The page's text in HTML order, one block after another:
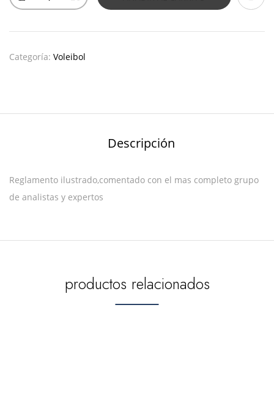
Categoría: Voleibol
Descripción
Reglamento ilustrado,comentado con el mas completo grupo
de analistas y expertos
productos relacionados